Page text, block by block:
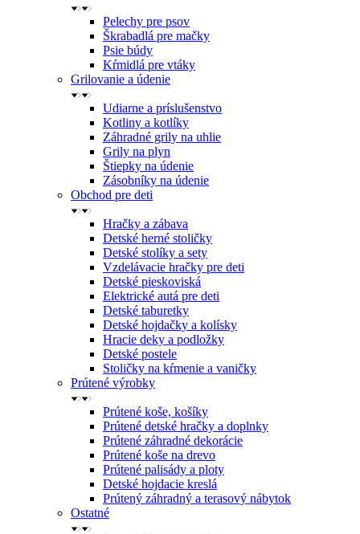
Pelechy pre psov
Škrabadlá pre mačky
Psie búdy
Kŕmidlá pre vtáky
Grilovanie a údenie
Udiarne a príslušenstvo
Kotliny a kotlíky
Záhradné grily na uhlie
Grily na plyn
Štiepky na údenie
Zásobníky na údenie
Obchod pre deti
Hračky a zábava
Detské herné stoličky
Detské stolíky a sety
Vzdelávacie hračky pre deti
Detské pieskoviská
Elektrické autá pre deti
Detské taburetky
Detské hojdačky a kolísky
Hracie deky a podložky
Detské postele
Stoličky na kŕmenie a vaničky
Prútené výrobky
Prútené koše, košíky
Prútené detské hračky a doplnky
Prútené záhradné dekorácie
Prútené koše na drevo
Prútené palisády a ploty
Detské hojdacie kreslá
Prútený záhradný a terasový nábytok
Ostatné